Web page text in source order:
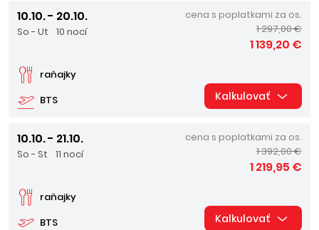
10.10. - 20.10.
So - Ut 10 nocí
BTS
raňajky
cena s poplatkami za os.
1 297,00 €
1 139,20 €
Kalkulovať
10.10. - 21.10.
So - St 11 nocí
BTS
raňajky
cena s poplatkami za os.
1 392,00 €
1 219,95 €
Kalkulovať